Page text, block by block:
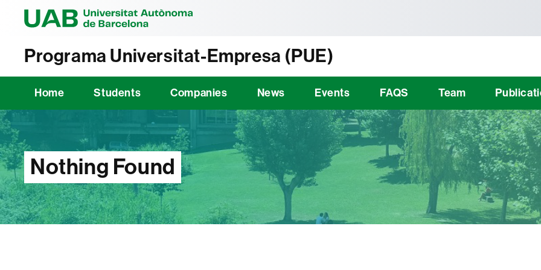
Programa Universitat-Empresa (PUE)
Home Students Companies News Events FAQS Team
Nothing Found